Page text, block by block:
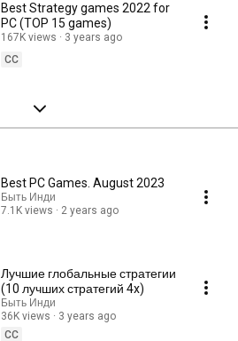
Best Strategy games 2022 for
PC (TOP 15 games)
167K views
3 years ago
CC
Best PC Games. August 2023
Быть Инди
7.1K views
2 years ago
Лучшие глобальные стратегии
(10 лучших стратегий 4x)
Быть Инди
36K views
3 years ago
CC